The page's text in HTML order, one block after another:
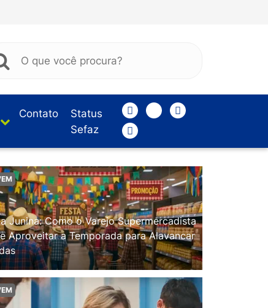
Contato
Status
Sefaz
Junina: Como o Varejo Supermercadista
Aproveitar a Temporada para Alavancar